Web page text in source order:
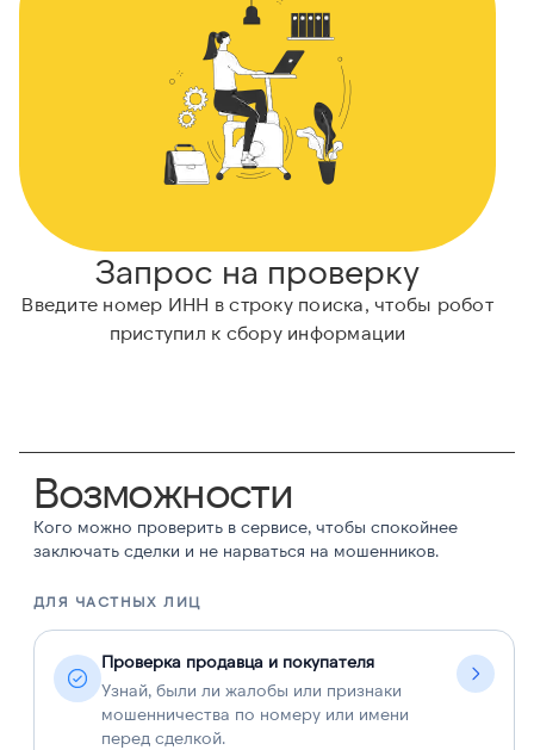
Запрос на проверку
Введите номер ИНН в строку поиска, чтобы робот
приступил к сбору информации
Возможности
Кого можно проверить в сервисе, чтобы спокойнее
заключать сделки и не нарваться на мошенников.
ДЛЯ ЧАСТНЫХ ЛИЦ
Проверка продавца и покупателя
Узнай, были ли жалобы или признаки
мошенничества по номеру или имени
перед сделкой.